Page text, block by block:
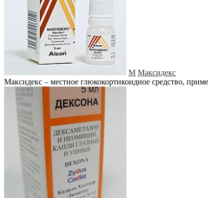
М Максидекс
Максидекс – местное глюкокортикоидное средство,